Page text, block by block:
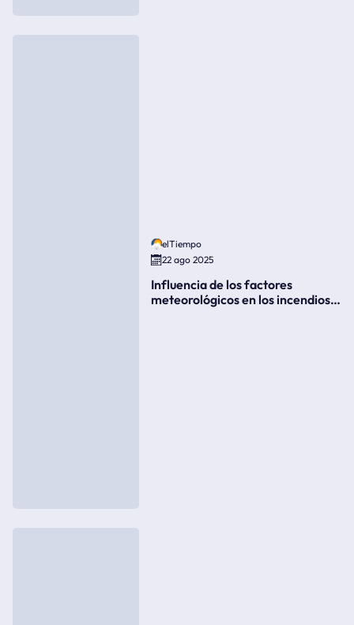
elTiempo
22 ago 2025
Influencia de los factores
meteorológicos en los incendios